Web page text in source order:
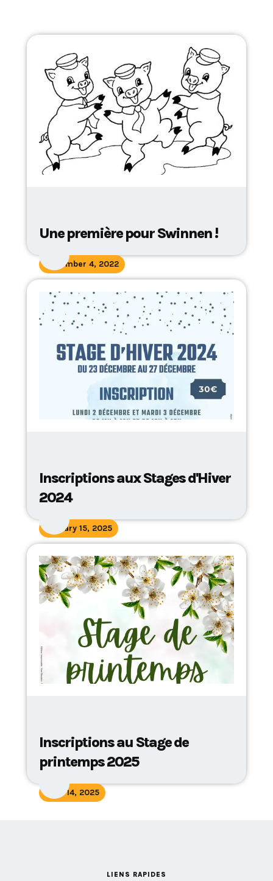
Une première pour Swinnen !
November 4, 2022
Inscriptions aux Stages d'Hiver
2024
January 15, 2025
Inscriptions au Stage de
printemps 2025
April 14, 2025
LIENS RAPIDES